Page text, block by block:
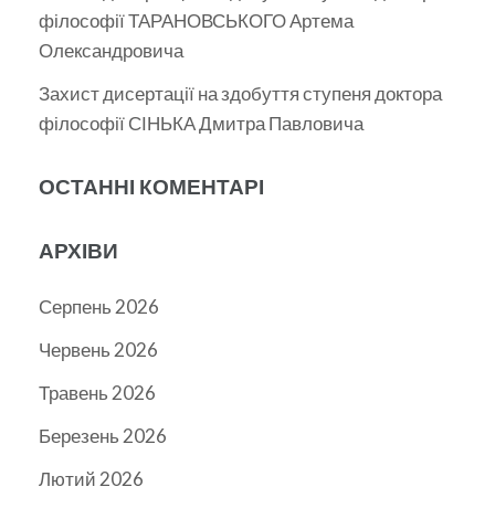
філософії ТАРАНОВСЬКОГО Артема
Олександровича
Захист дисертації на здобуття ступеня доктора
філософії СІНЬКА Дмитра Павловича
ОСТАННІ КОМЕНТАРІ
АРХІВИ
Серпень 2026
Червень 2026
Травень 2026
Березень 2026
Лютий 2026